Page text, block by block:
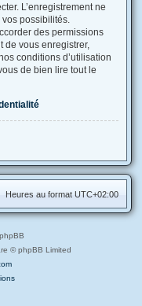
L’enregistrement ne
possibilités.
des permissions
de vous enregistrer,
conditions d’utilisation
de bien lire tout le
Heures au format UTC+02:00
© phpBB Limited